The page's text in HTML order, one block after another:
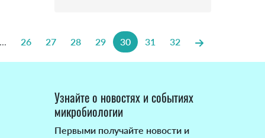
26 27 28 29 30 31 32
Узнайте о новостях и событиях
микробиологии
Первыми получайте новости и